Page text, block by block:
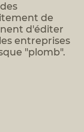
de
d'éditer
entreprises
"plomb".